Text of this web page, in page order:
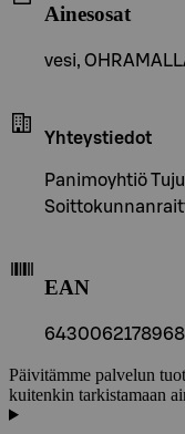
Ainesosat
vesi,
Yhteystiedot
Panimoyhtiö
EAN
6430062178968
Päivitämme palvelun
kuitenkin tarkistamaan